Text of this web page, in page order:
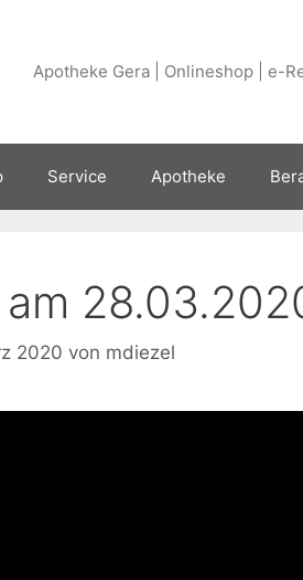
Apotheke Gera | Onlineshop | e-
Service Apotheke
am
2020 von mdiezel